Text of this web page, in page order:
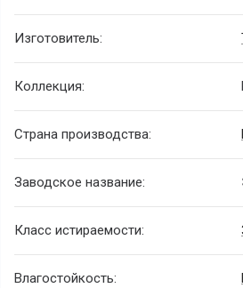
Изготовитель:
Коллекция:
Страна производства:
Заводское название:
Класс истираемости:
Влагостойкость: